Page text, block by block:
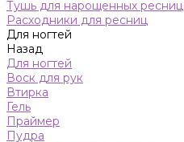
Тушь для нарощенных ресниц
Расходники для ресниц
Для ногтей
Назад
Для ногтей
Воск для рук
Втирка
Гель
Праймер
Пудра